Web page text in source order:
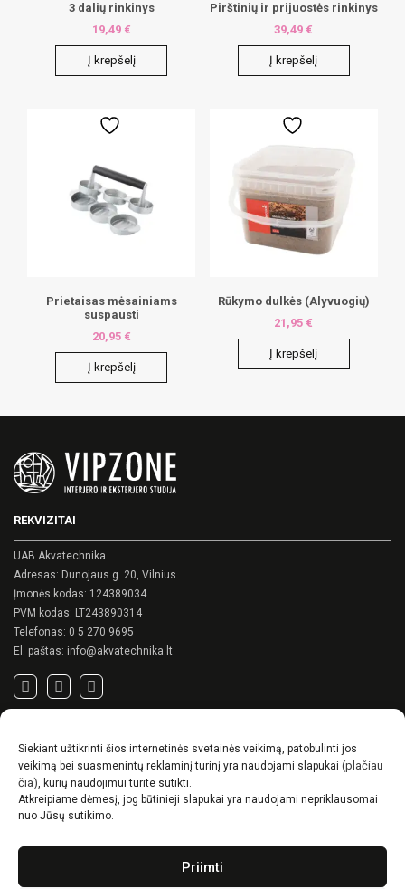
Siekiant užtikrinti šios internetinės svetainės veikimą, patobulinti jos
veikimą bei suasmenintų reklaminį turinį yra naudojami slapukai (plačiau
čia), kurių naudojimui turite sutikti.
Atkreipiame dėmesį, jog būtinieji slapukai yra naudojami nepriklausomai
nuo Jūsų sutikimo.
Priimti
3 dalių rinkinys
19,49 €
Į krepšelį
Pirštinių ir prijuostės rinkinys
39,49 €
Į krepšelį
Prietaisas mėsainiams
suspausti
20,95 €
Į krepšelį
Rūkymo dulkės (Alyvuogių)
21,95 €
Į krepšelį
REKVIZITAI
UAB Akvatechnika
Adresas: Dunojaus g. 20, Vilnius
Įmonės kodas: 124389034
PVM kodas: LT243890314
Telefonas: 0 5 270 9695
El. paštas: info@akvatechnika.lt
Privatumo politika
Pirkimo sąlygos
Prekių pristatymo / grąžinimo sąlygos
RENSON© -unikalūs eksterjero sprendimai.